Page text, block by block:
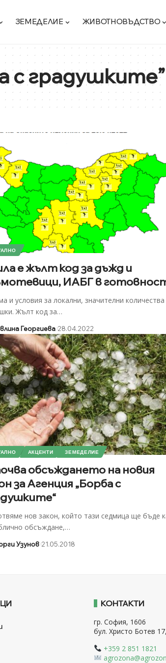
ЗЕМЕДЕЛИЕ ЖИВОТНОВЪДСТВО
с градушките”
е жълт код за дъжд и
ИАБГ в
и условия за локални, значителни количества
Жълт код за…
Георгиева 28.04.2022
АКЦЕНТИ ЗЕМЕДЕЛИЕ
обсъждането на новия
за Агенция „Борба с
нов закон, който тази седмица ще бъде
обсъждане,…
Узунов 21.05.2018
КОНТАКТИ
гр. София, 1606
бул. Христо Ботев
+359 2 851 1821